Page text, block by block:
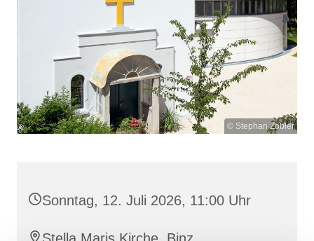
© Stephan Zobler
Sonntag, 12. Juli 2026, 11:00 Uhr
Stella Maris Kirche, Binz,